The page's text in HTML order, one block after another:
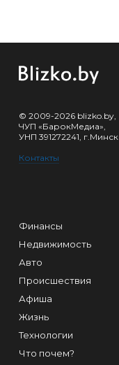
© 2009-2026 blizko.by,
ЧУП «БарокМедиа»,
УНП 391272241, г.Минск
Контакты
Финансы
Недвижимость
Авто
Происшествия
Афиша
Жизнь
Технологии
Что почем?